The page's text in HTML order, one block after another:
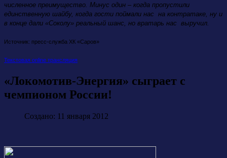
численное преимущество. Минус один – когда пропустили
единственную шайбу, когда гости поймали нас на контратаке, ну и
в конце дали «Соколу» реальный шанс, но вратарь нас выручил.
Источник: пресс-служба ХК «Саров»
Текстовая online трансляция
«Локомотив-Энергия» сыграет с
чемпионом России!
Создано: 11 января 2012